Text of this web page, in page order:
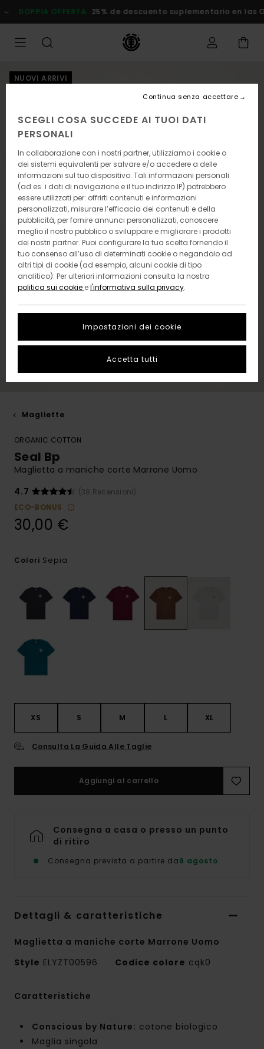
alle
informazioni
prodotto
DOPPIA OFFERTA 25% de descuento suplementario en
NUOVI ARRIVI
Magliette
ORGANIC COTTON
Seal Bp
Maglietta a maniche corte Marrone Uomo
4.7
(39 Recensioni)
ECO-BONUS
30,00 €
Colori Sepia
XS S M L XL
Consulta La Guida Alle Taglie
Aggiungi al carrello
Consegna a casa o presso un punto
di ritiro
Consegna prevista a partire da8 agosto
Dettagli & caratteristiche
Maglietta a maniche corte Marrone Uomo
Style ELYZT00596 Codice colore cqk0
Caratteristiche
Conscious by Nature: cotone biologico
Maglia singola
SCEGLI COSA SUCCEDE AI TUOI DATI
PERSONALI
In collaborazione con i nostri partner, utilizziamo i cookie o
dei sistemi equivalenti per salvare e/o accedere a delle
informazioni sul tuo dispositivo. Tali informazioni personali
(ad es. i dati di navigazione e il tuo indirizzo IP) potrebbero
essere utilizzati per: offrirti contenuti e informazioni
personalizzati, misurare l’efficacia dei contenuti e della
pubblicità, per fornire annunci personalizzati, conoscere
meglio il nostro pubblico o sviluppare e migliorare i prodotti
dei nostri partner. Puoi configurare la tua scelta fornendo il
tuo consenso all’uso di determinati cookie o negandolo ad
altri tipi di cookie (ad esempio, alcuni cookie di tipo
analitico). Per ulteriori informazioni consulta la nostra
politica sui cookie el'informativa sulla privacy.
Impostazioni dei cookie
Continua senza accettare
Accetta tutti